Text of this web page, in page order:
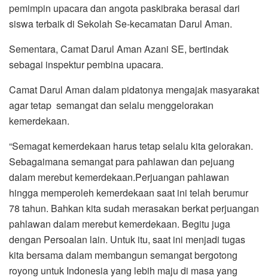
pemimpin upacara dan angota paskibraka berasal dari
siswa terbaik di Sekolah Se-kecamatan Darul Aman.
Sementara, Camat Darul Aman Azani SE, bertindak
sebagai inspektur pembina upacara.
Camat Darul Aman dalam pidatonya mengajak masyarakat
agar tetap semangat dan selalu menggelorakan
kemerdekaan.
“Semagat kemerdekaan harus tetap selalu kita gelorakan.
Sebagaimana semangat para pahlawan dan pejuang
dalam merebut kemerdekaan.Perjuangan pahlawan
hingga memperoleh kemerdekaan saat ini telah berumur
78 tahun. Bahkan kita sudah merasakan berkat perjuangan
pahlawan dalam merebut kemerdekaan. Begitu juga
dengan Persoalan lain. Untuk itu, saat ini menjadi tugas
kita bersama dalam membangun semangat bergotong
royong untuk Indonesia yang lebih maju di masa yang